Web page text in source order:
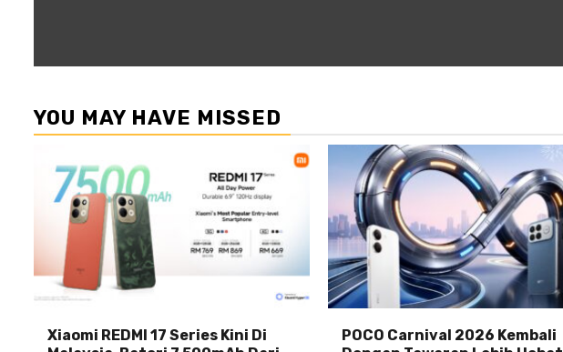
YOU MAY HAVE MISSED
Xiaomi REDMI 17 Series Kini Di
POCO Carnival 2026 Kembali